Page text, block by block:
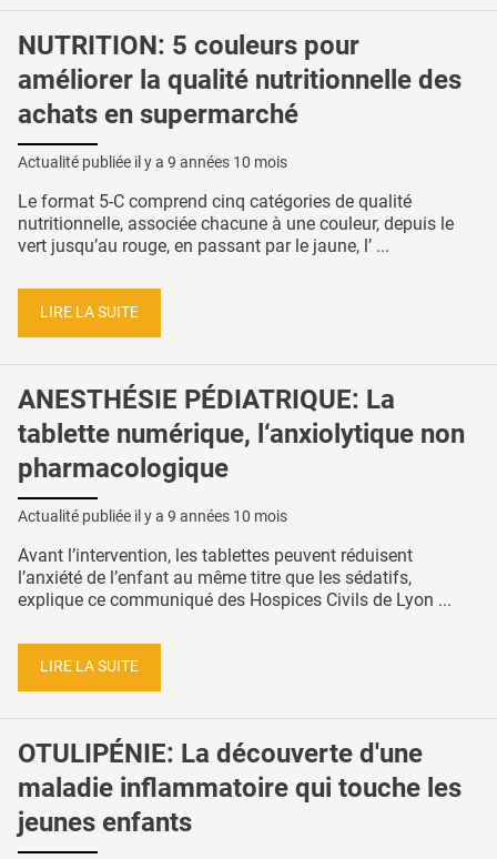
NUTRITION: 5 couleurs pour
améliorer la qualité nutritionnelle des
achats en supermarché
Actualité publiée il y a 9 années 10 mois
Le format 5-C comprend cinq catégories de qualité
nutritionnelle, associée chacune à une couleur, depuis le
vert jusqu’au rouge, en passant par le jaune, l’ ...
LIRE LA SUITE
ANESTHÉSIE PÉDIATRIQUE: La
tablette numérique, l‘anxiolytique non
pharmacologique
Actualité publiée il y a 9 années 10 mois
Avant l’intervention, les tablettes peuvent réduisent
l’anxiété de l’enfant au même titre que les sédatifs,
explique ce communiqué des Hospices Civils de Lyon ...
LIRE LA SUITE
OTULIPÉNIE: La découverte d'une
maladie inflammatoire qui touche les
jeunes enfants